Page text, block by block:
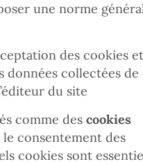
une norme
des cookies et
données collectées
du site
comme des cookies
consentement des
cookies sont